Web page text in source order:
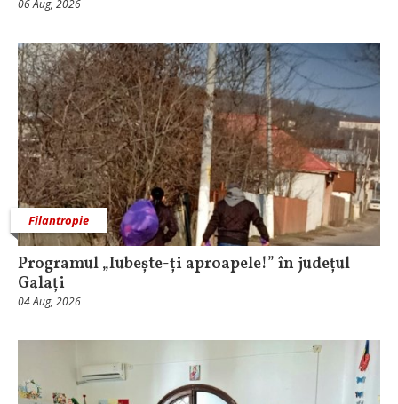
06 Aug, 2026
Filantropie
Programul „Iubește-ți aproapele!” în județul
Galați
04 Aug, 2026